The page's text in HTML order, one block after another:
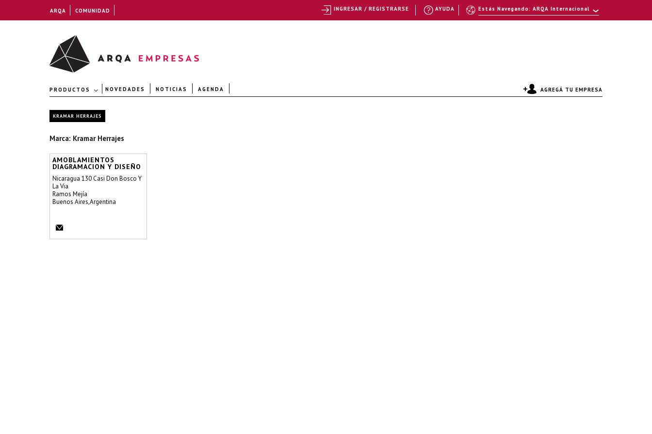
PRODUCTOS NOVEDADES NOTICIAS AGENDA AGREGÁ TU EMPRESA
KRAMAR HERRAJES
Marca: Kramar Herrajes
AMOBLAMIENTOS
DIAGRAMACION Y DISEÑO
Nicaragua 130 Casi Don Bosco Y
La Via
Ramos Mejía
Buenos Aires,Argentina
ARQA COMUNIDAD Estás Navegando: ARQA Internacional
AYUDA
INGRESAR / REGISTRARSE